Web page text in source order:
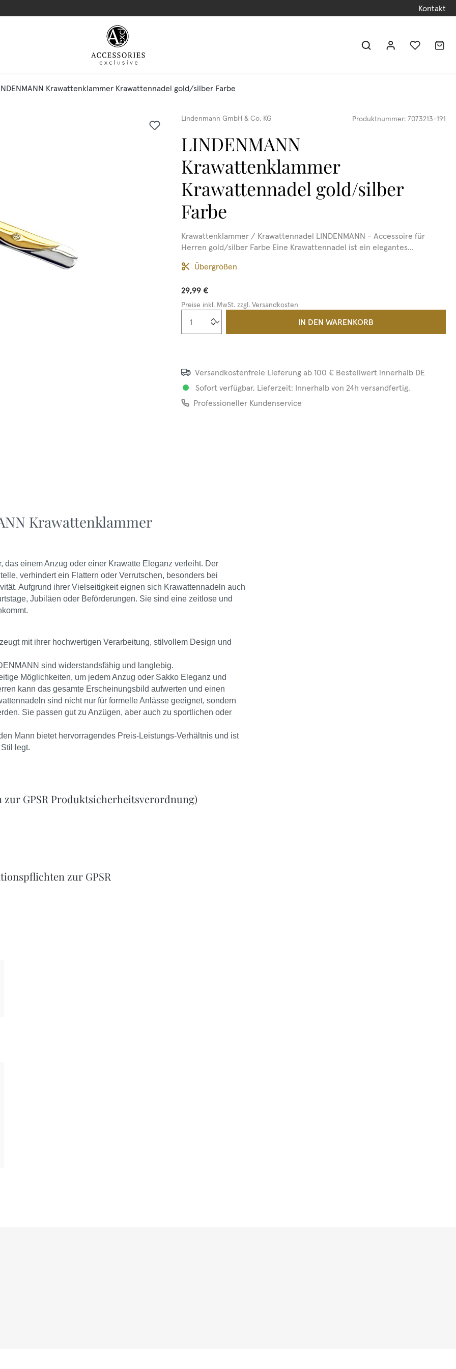
Kontakt
Krawattenklammer Krawattennadel gold/silber Farbe
Lindenmann GmbH & Co. KG Produktnummer: 7073213-191
LINDENMANN
Krawattenklammer
Krawattennadel gold/silber
Farbe
Krawattenklammer / Krawattennadel LINDENMANN - Accessoire für
Herren gold/silber Farbe Eine Krawattennadel ist ein elegantes...
Übergrößen
29,99 €
Preise inkl. MwSt. zzgl. Versandkosten
Produkt Anzahl: Gib den gewünschten Wert
IN DEN WARENKORB
Versandkostenfreie Lieferung ab 100 € Bestellwert innerhalb DE
Sofort verfügbar, Lieferzeit: Innerhalb von 24h versandfertig.
Professioneller Kundenservice
Krawattenklammer
einem Anzug oder einer Krawatte Eleganz verleiht. Der
verhindert ein Flattern oder Verrutschen, besonders bei
Aufgrund ihrer Vielseitigkeit eignen sich Krawattennadeln auch
Jubiläen oder Beförderungen. Sie sind eine zeitlose und
mit ihrer hochwertigen Verarbeitung, stilvollem Design und
sind widerstandsfähig und langlebig.
Möglichkeiten, um jedem Anzug oder Sakko Eleganz und
kann das gesamte Erscheinungsbild aufwerten und einen
sind nicht nur für formelle Anlässe geeignet, sondern
Sie passen gut zu Anzügen, aber auch zu sportlichen oder
Mann bietet hervorragendes Preis-Leistungs-Verhältnis und ist
legt.
GPSR Produktsicherheitsverordnung)
zur GPSR